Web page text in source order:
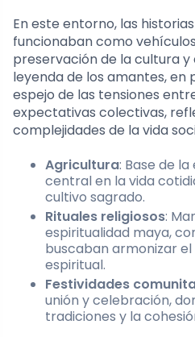
En este entorno, las
funcionaban como
preservación de la cultura
leyenda de los amantes,
espejo de las tensiones
expectativas colectivas,
complejidades de la vida
Agricultura: Base de
central en la vida
cultivo sagrado.
Rituales religiosos:
espiritualidad maya,
buscaban armonizar
espiritual.
Festividades
unión y celebración,
tradiciones y la